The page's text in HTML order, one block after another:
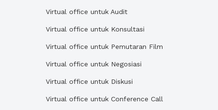
Virtual office untuk Audit
Virtual office untuk Konsultasi
Virtual office untuk Pemutaran Film
Virtual office untuk Negosiasi
Virtual office untuk Diskusi
Virtual office untuk Conference Call